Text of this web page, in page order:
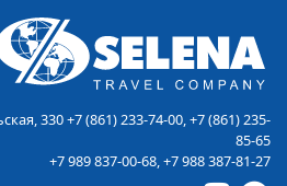
330+7 (861) 233-74-00 +7 (861) 235-
85-65
+7 989 837-00-68 +7 988 387-81-27